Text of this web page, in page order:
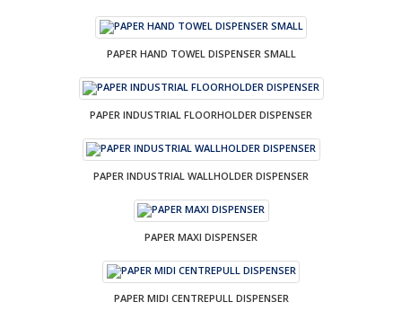
PAPER HAND TOWEL DISPENSER SMALL
PAPER INDUSTRIAL FLOORHOLDER DISPENSER
PAPER INDUSTRIAL WALLHOLDER DISPENSER
PAPER MAXI DISPENSER
PAPER MIDI CENTREPULL DISPENSER